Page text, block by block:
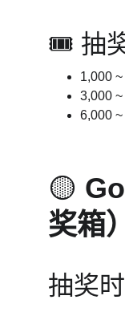
🎟️ 抽
1,000
3,000
6,000
🟡
奖箱）
抽奖